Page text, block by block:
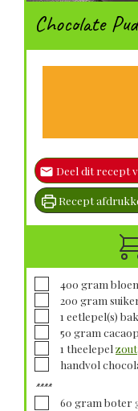
Chocolate
Deel dit recept
Recept
▢400 gram
▢
200 gram
▢1 eetlepel(s)
▢
50 gram
▢1 theelepel zout
▢
handvol
****
▢
60 gram boter